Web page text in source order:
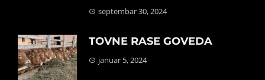
septembar 30, 2024
TOVNE RASE GOVEDA
januar 5, 2024